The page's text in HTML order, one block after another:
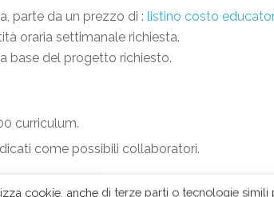
parte da un prezzo di : listino costo
oraria settimanale richiesta.
base del progetto richiesto.
curriculum.
come possibili collaboratori.
cookie, anche di terze parti o tecnologie simili